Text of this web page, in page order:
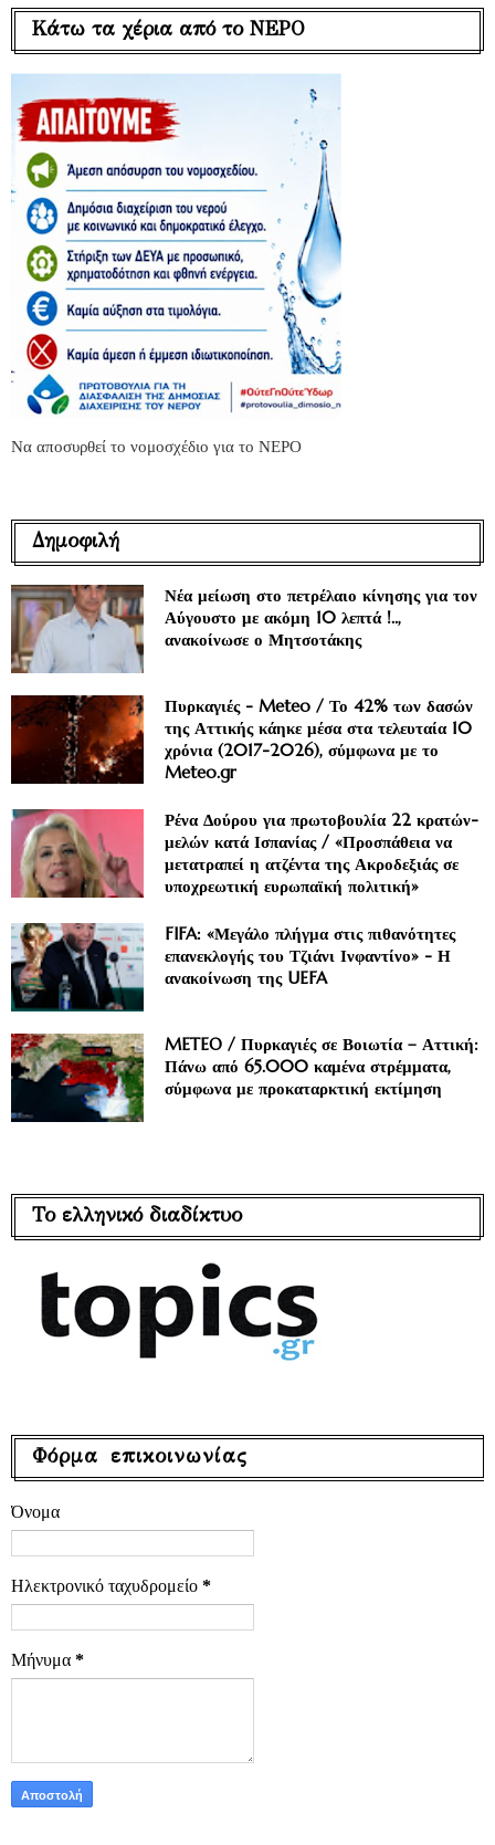
Κάτω τα χέρια από το ΝΕΡΟ
Να αποσυρθεί το νομοσχέδιο για το ΝΕΡΟ
Δημοφιλή
Νέα μείωση στο πετρέλαιο κίνησης για τον
Αύγουστο με ακόμη 10 λεπτά !..,
ανακοίνωσε ο Μητσοτάκης
Πυρκαγιές - Meteo / Το 42% των δασών
της Αττικής κάηκε μέσα στα τελευταία 10
χρόνια (2017-2026), σύμφωνα με το
Meteo.gr
Ρένα Δούρου για πρωτοβουλία 22 κρατών-
μελών κατά Ισπανίας / «Προσπάθεια να
μετατραπεί η ατζέντα της Ακροδεξιάς σε
υποχρεωτική ευρωπαϊκή πολιτική»
FIFA: «Μεγάλο πλήγμα στις πιθανότητες
επανεκλογής του Τζιάνι Ινφαντίνο» - Η
ανακοίνωση της UEFA
METEO / Πυρκαγιές σε Βοιωτία – Αττική:
Πάνω από 65.000 καμένα στρέμματα,
σύμφωνα με προκαταρκτική εκτίμηση
Το ελληνικό διαδίκτυο
Φόρμα επικοινωνίας
Όνομα
Ηλεκτρονικό ταχυδρομείο *
Μήνυμα *